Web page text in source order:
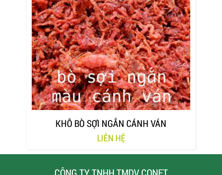
KHÔ BÒ SỢI NGẮN CÁNH VÁN
LIÊN HỆ